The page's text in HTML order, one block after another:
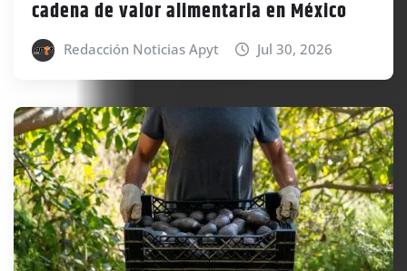
cadena de valor alimentaria en México
Redacción Noticias Apyt Jul 30, 2026